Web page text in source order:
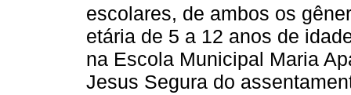
escolares, de ambos os
etária de 5 a 12 anos de
na Escola Municipal Maria
Jesus Segura do